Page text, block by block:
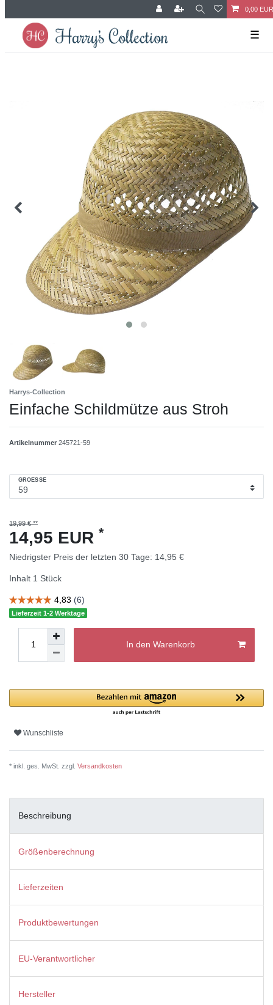
0,00 EUR
☰
Harrys-Collection
Einfache Schildmütze aus Stroh
Artikelnummer 245721-59
GROESSE
19,99 € **
14,95 EUR *
Niedrigster Preis der letzten 30 Tage: 14,95 €
Inhalt 1 Stück
Lieferzeit 1-2 Werktage
In den Warenkorb
Wunschliste
* inkl. ges. MwSt. zzgl. Versandkosten
Beschreibung
Größenberechnung
Lieferzeiten
Produktbewertungen
EU-Verantwortlicher
Hersteller